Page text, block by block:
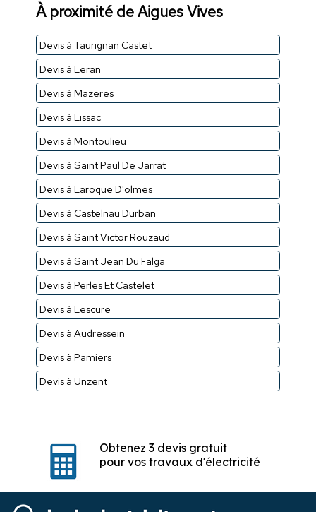
À proximité de Aigues Vives
Devis à Taurignan Castet
Devis à Leran
Devis à Mazeres
Devis à Lissac
Devis à Montoulieu
Devis à Saint Paul De Jarrat
Devis à Laroque D'olmes
Devis à Castelnau Durban
Devis à Saint Victor Rouzaud
Devis à Saint Jean Du Falga
Devis à Perles Et Castelet
Devis à Lescure
Devis à Audressein
Devis à Pamiers
Devis à Unzent
Obtenez 3 devis gratuit
pour vos travaux d'électricité